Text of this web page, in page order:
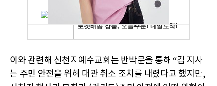
이와 관련해 신천지예수교회는 반박문을 통해 “김 지사
는 주민 안전을 위해 대관 취소 조치를 내렸다고 했지만,